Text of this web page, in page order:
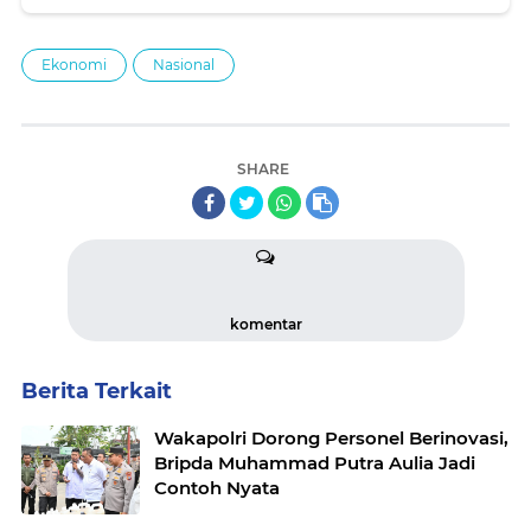
Ekonomi Nasional
SHARE
komentar
Berita Terkait
Wakapolri Dorong Personel Berinovasi,
Bripda Muhammad Putra Aulia Jadi
Contoh Nyata